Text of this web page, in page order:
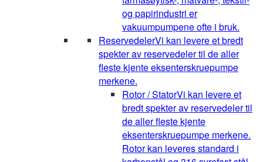
og papirindustri er
vakuumpumpene ofte i bruk.
ReservedelerVi kan levere et bredt
spekter av reservedeler til de aller
fleste kjente eksenterskruepumpe
merkene.
Rotor / StatorVi kan levere et
bredt spekter av reservedeler til
de aller fleste kjente
eksenterskruepumpe merkene.
Rotor kan leveres standard i